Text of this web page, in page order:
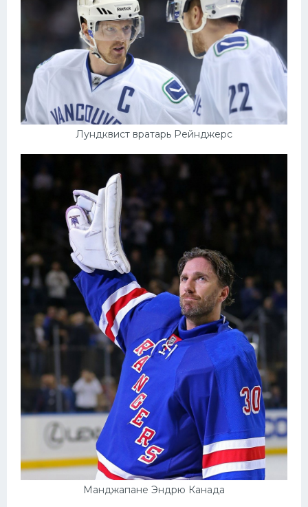
Лундквист вратарь Рейнджерс
Манджапане Эндрю Канада